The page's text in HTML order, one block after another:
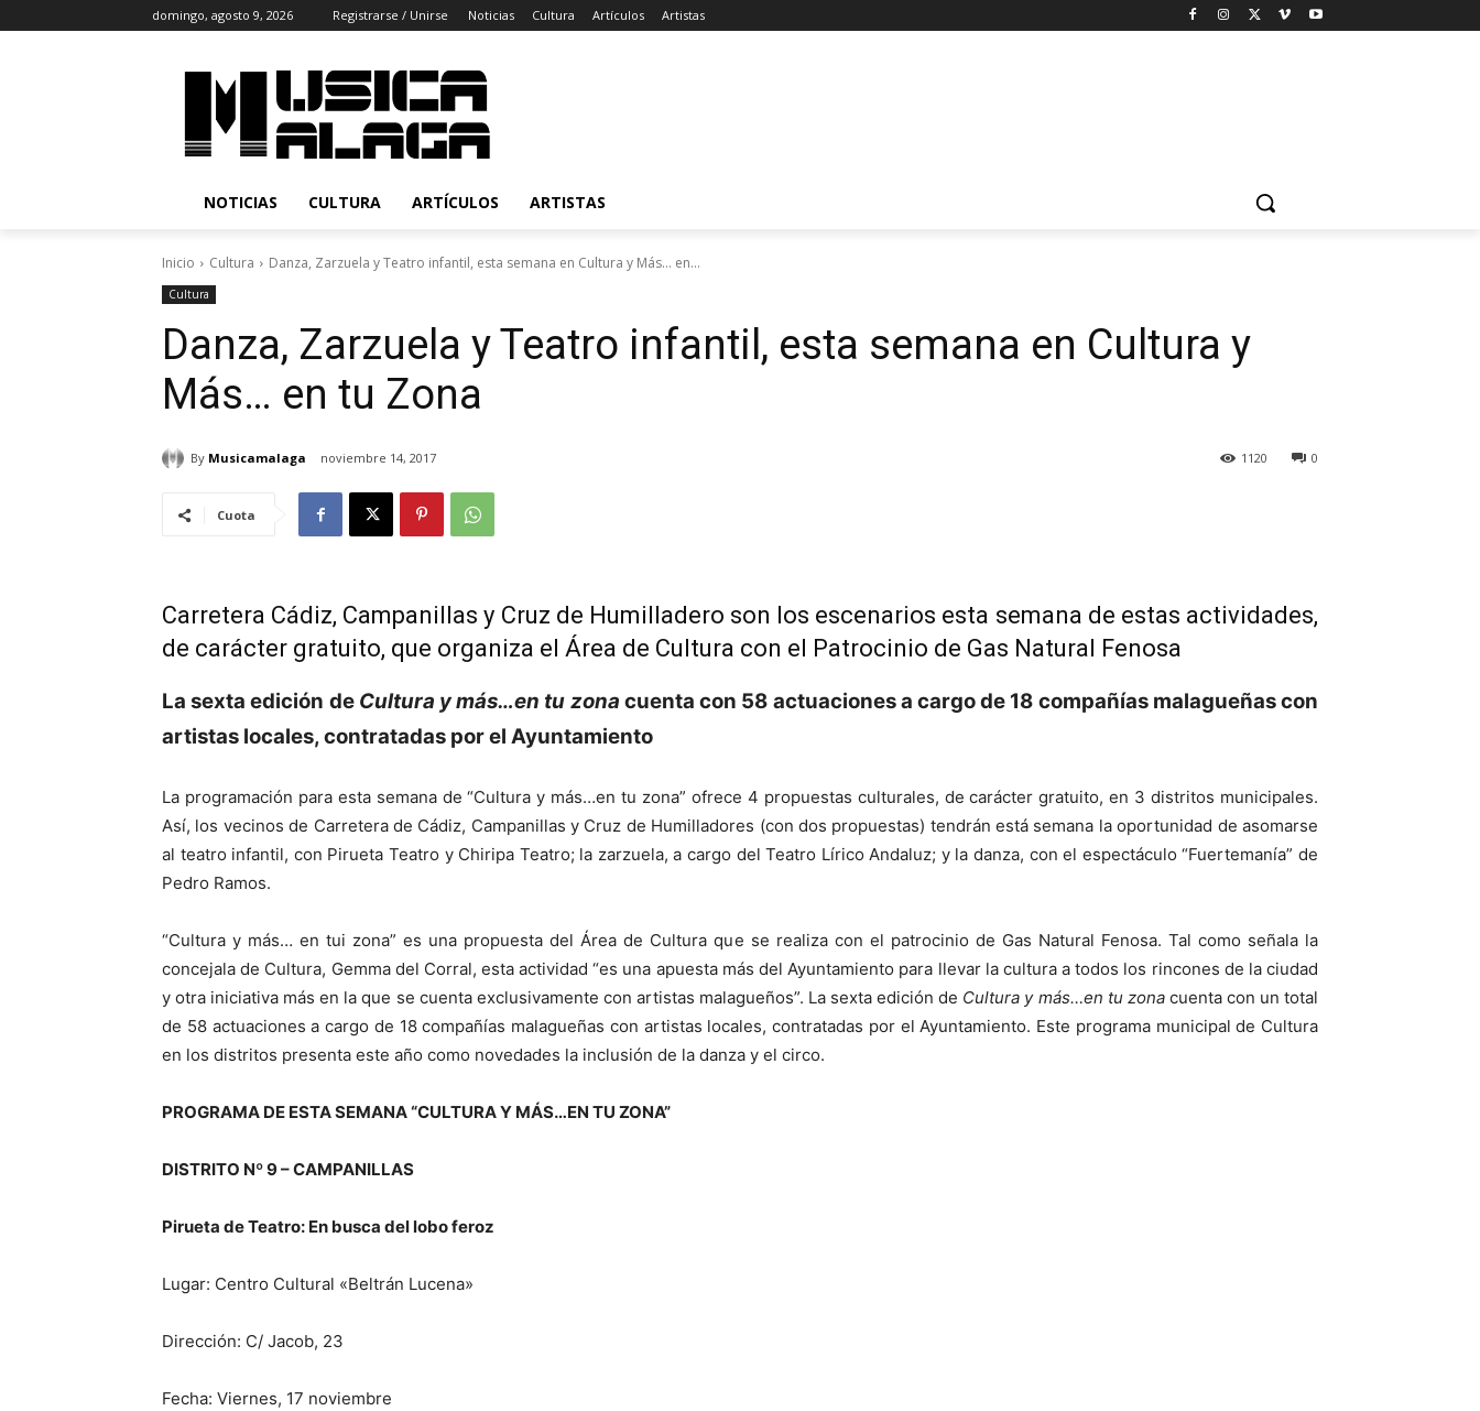
domingo, agosto 9, 2026 Registrarse / Unirse Noticias Cultura Artículos Artistas
NOTICIAS CULTURA ARTÍCULOS ARTISTAS
Inicio Cultura Danza, Zarzuela y Teatro infantil, esta semana en Cultura y Más… en...
Cultura
Danza, Zarzuela y Teatro infantil, esta semana en Cultura y
Más… en tu Zona
By Musicamalaga noviembre 14, 2017 0
1120
Cuota
Carretera Cádiz, Campanillas y Cruz de Humilladero son los escenarios esta semana de estas actividades,
de carácter gratuito, que organiza el Área de Cultura con el Patrocinio de Gas Natural Fenosa
La sexta edición de Cultura y más…en tu zona cuenta con 58 actuaciones a cargo de 18 compañías malagueñas con
artistas locales, contratadas por el Ayuntamiento
La programación para esta semana de “Cultura y más…en tu zona” ofrece 4 propuestas culturales, de carácter gratuito, en 3 distritos municipales.
Así, los vecinos de Carretera de Cádiz, Campanillas y Cruz de Humilladores (con dos propuestas) tendrán está semana la oportunidad de asomarse
al teatro infantil, con Pirueta Teatro y Chiripa Teatro; la zarzuela, a cargo del Teatro Lírico Andaluz; y la danza, con el espectáculo “Fuertemanía” de
Pedro Ramos.
“Cultura y más… en tui zona” es una propuesta del Área de Cultura que se realiza con el patrocinio de Gas Natural Fenosa. Tal como señala la
concejala de Cultura, Gemma del Corral, esta actividad “es una apuesta más del Ayuntamiento para llevar la cultura a todos los rincones de la ciudad
y otra iniciativa más en la que se cuenta exclusivamente con artistas malagueños”. La sexta edición de Cultura y más…en tu zonacuenta con un total
de 58 actuaciones a cargo de 18 compañías malagueñas con artistas locales, contratadas por el Ayuntamiento. Este programa municipal de Cultura
en los distritos presenta este año como novedades la inclusión de la danza y el circo.
PROGRAMA DE ESTA SEMANA “CULTURA Y MÁS…EN TU ZONA”
DISTRITO Nº 9 – CAMPANILLAS
Pirueta de Teatro: En busca del lobo feroz
Lugar: Centro Cultural «Beltrán Lucena»
Dirección: C/ Jacob, 23
Fecha: Viernes, 17 noviembre